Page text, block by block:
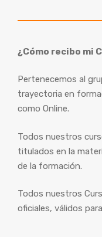
¿Cómo recibo mi
Pertenecemos al
trayectoria en
como Online.
Todos nuestros
titulados en la
de la formación.
Todos nuestros
oficiales, válidos